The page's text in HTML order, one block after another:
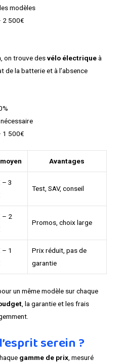
modèles
2 500€
, on trouve desvélo électriqueà
de la batterie et à l’absence
1 500€
Avantages
– 3
Test, SAV, conseil
– 2
Promos, choix large
1
Prix réduit, pas de
garantie
un même modèle sur chaque
, la garantie et les frais
serein ?
gamme de prix, mesuré